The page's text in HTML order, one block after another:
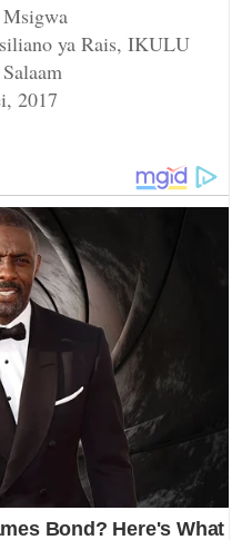
ya Rais, IKULU
2017